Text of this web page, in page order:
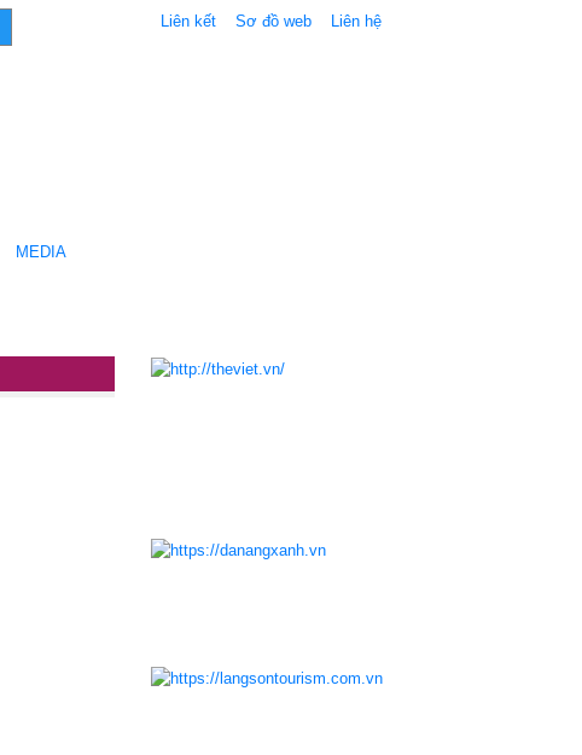
Liên kết Sơ đồ web Liên hệ
MEDIA